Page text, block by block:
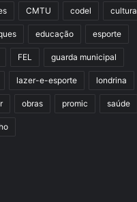
CMTU codel cultura
educação esporte
FEL guarda municipal
lazer-e-esporte londrina
obras promic saúde